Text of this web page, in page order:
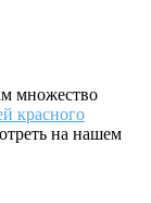
множество
красного
на нашем